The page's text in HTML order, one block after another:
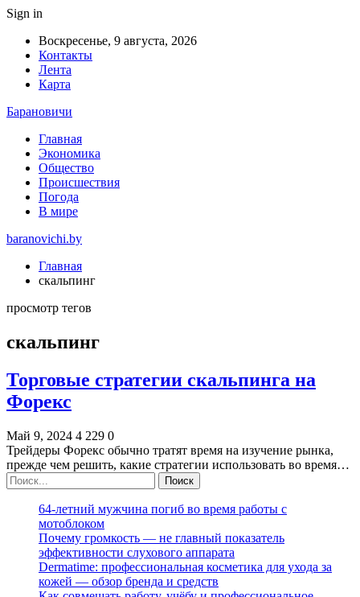
Sign in
Воскресенье, 9 августа, 2026
Контакты
Лента
Карта
Барановичи
Главная
Экономика
Общество
Происшествия
Погода
В мире
baranovichi.by
Главная
скальпинг
просмотр тегов
скальпинг
Торговые стратегии скальпинга на
Форекс
Май 9, 2024 4 229 0
Трейдеры Форекс обычно тратят время на изучение рынка,
прежде чем решить, какие стратегии использовать во время…
64-летний мужчина погиб во время работы с
мотоблоком
Почему громкость — не главный показатель
эффективности слухового аппарата
Dermatime: профессиональная косметика для ухода за
кожей — обзор бренда и средств